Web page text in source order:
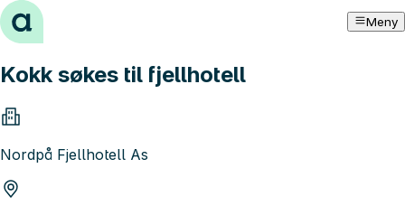
Hopp til innhold Meny
Kokk søkes til fjellhotell
Nordpå Fjellhotell As